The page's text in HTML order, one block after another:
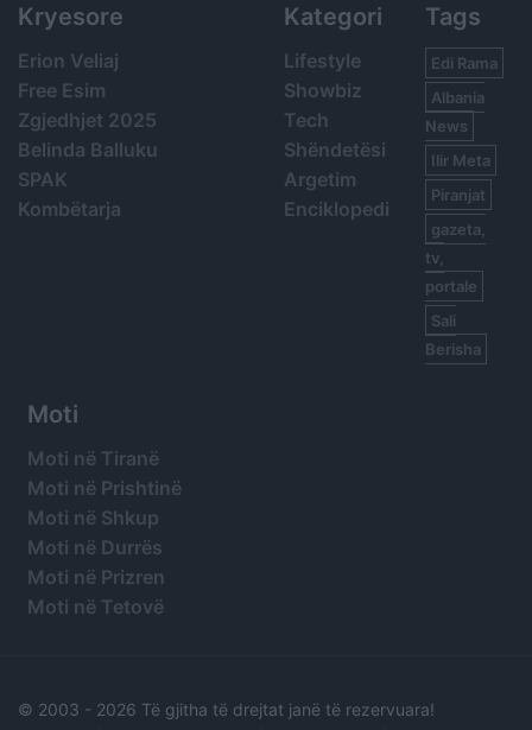
Kryesore
Erion Veliaj
Free Esim
Zgjedhjet 2025
Belinda Balluku
SPAK
Kombëtarja
Kategori
Lifestyle
Showbiz
Tech
Shëndetësi
Argetim
Enciklopedi
Tags
Edi Rama
Albania
News
Ilir Meta
Piranjat
gazeta,
tv,
portale
Sali
Berisha
Moti
Moti në Tiranë
Moti në Prishtinë
Moti në Shkup
Moti në Durrës
Moti në Prizren
Moti në Tetovë
© 2003 - 2026 Të gjitha të drejtat janë të rezervuara!